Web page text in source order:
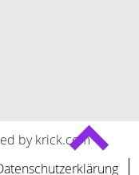
by krick.com